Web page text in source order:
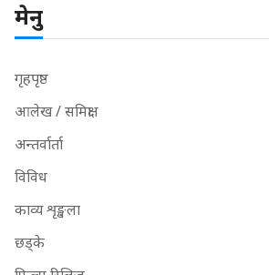
मेनु
गृहपृष्ठ
आलेख / समिक्षा
अन्तर्वार्ता
विविध
काव्य शृङ्खला
छड्के